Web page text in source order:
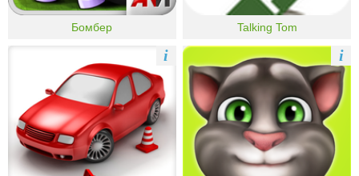
Бомбер Talking Tom
i i